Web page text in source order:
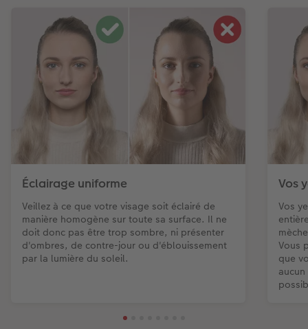
Éclairage uniforme
Veillez à ce que votre visage soit éclairé de
manière homogène sur toute sa surface. Il ne
doit donc pas être trop sombre, ni présenter
d'ombres, de contre-jour ou d'éblouissement
par la lumière du soleil.
Vos
Vos
Vous
que